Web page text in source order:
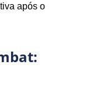
após o